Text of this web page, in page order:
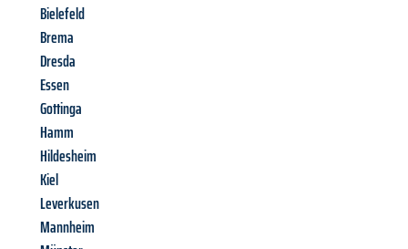
Bielefeld
Brema
Dresda
Essen
Gottinga
Hamm
Hildesheim
Kiel
Leverkusen
Mannheim